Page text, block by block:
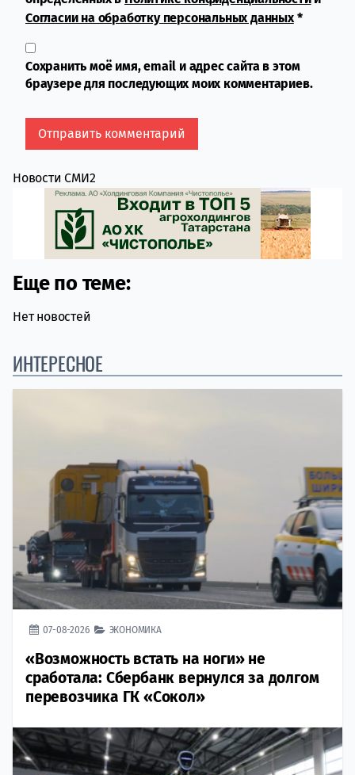
Согласии на обработку персональных данных*
Сохранить моё имя, email и адрес сайта в этом
браузере для последующих моих комментариев.
Новости СМИ2
Еще по теме:
Нет новостей
ИНТЕРЕСНОЕ
07-08-2026 ЭКОНОМИКА
«Возможность встать на ноги» не
сработала: Сбербанк вернулся за долгом
перевозчика ГК «Сокол»